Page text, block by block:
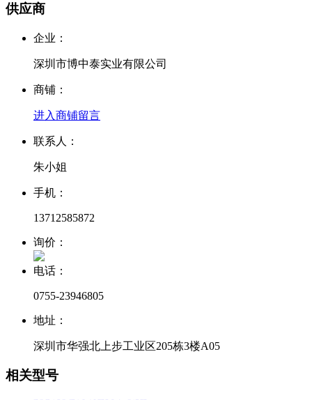
供应商
企业：
深圳市博中泰实业有限公司
商铺：
进入商铺留言
联系人：
朱小姐
手机：
13712585872
询价：
电话：
0755-23946805
地址：
深圳市华强北上步工业区205栋3楼A05
相关型号